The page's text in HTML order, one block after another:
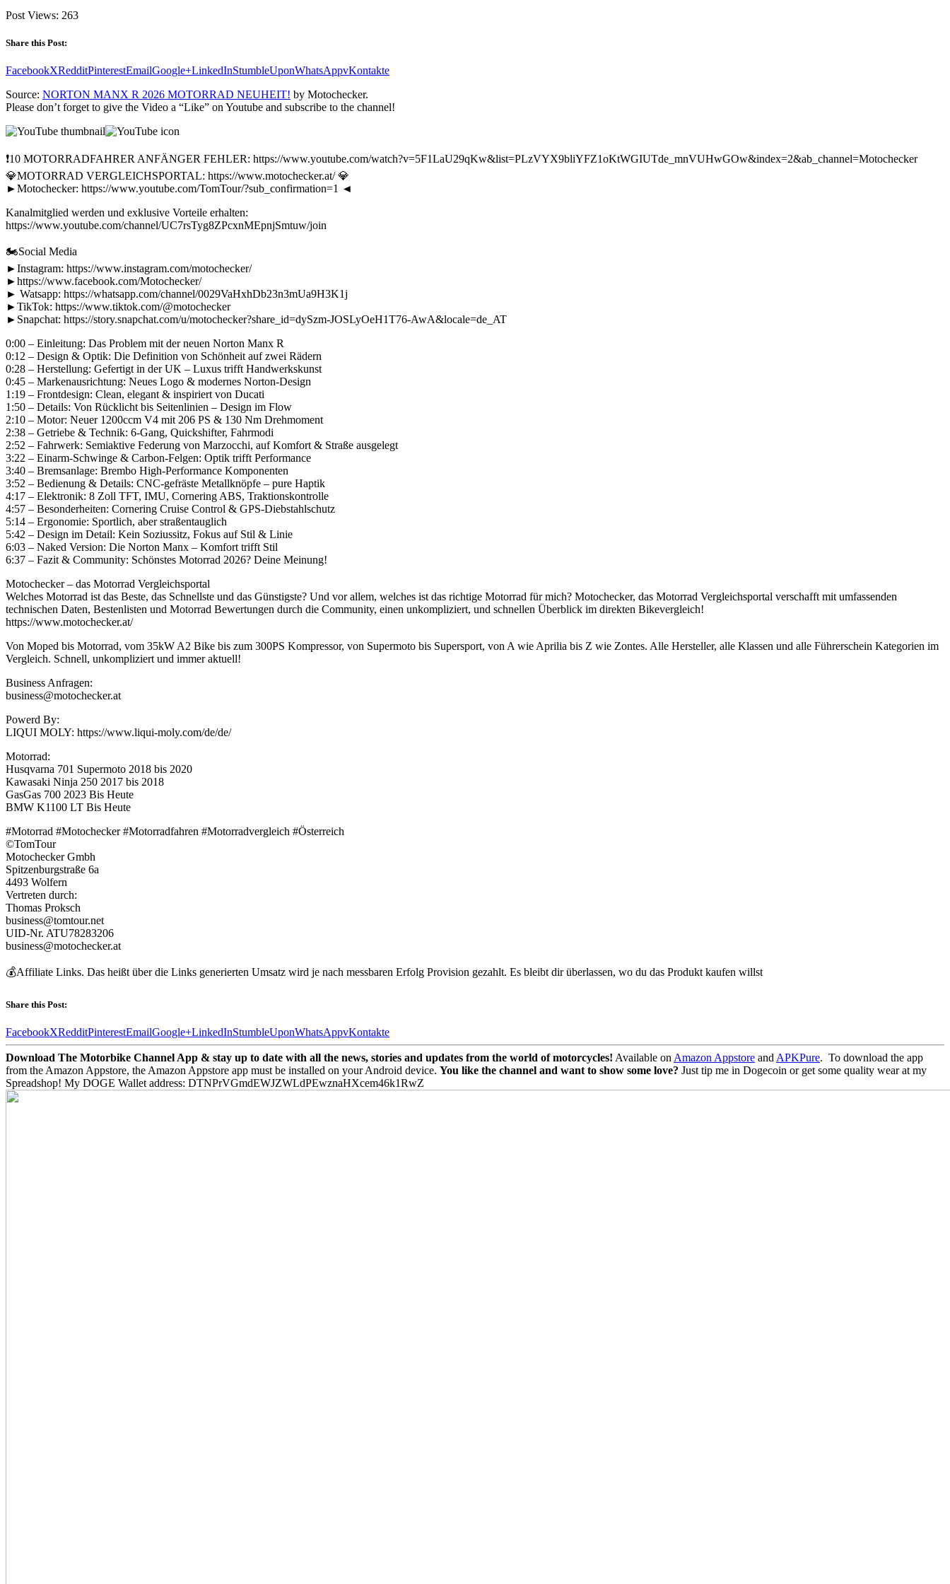
Post Views: 263
Share this Post:
FacebookXRedditPinterestEmailGoogle+LinkedInStumbleUponWhatsAppvKontakte
Source: NORTON MANX R 2026 MOTORRAD NEUHEIT! by Motochecker.
Please don’t forget to give the Video a “Like” on Youtube and subscribe to the channel!
❗10 MOTORRADFAHRER ANFÄNGER FEHLER: https://www.youtube.com/watch?v=5F1LaU29qKw&list=PLzVYX9bliYFZ1oKtWGIUTde_mnVUHwGOw&index=2&ab_channel=Motochecker
💎MOTORRAD VERGLEICHSPORTAL: https://www.motochecker.at/ 💎
►Motochecker: https://www.youtube.com/TomTour/?sub_confirmation=1 ◄
Kanalmitglied werden und exklusive Vorteile erhalten:
https://www.youtube.com/channel/UC7rsTyg8ZPcxnMEpnjSmtuw/join
🏍Social Media
►Instagram: https://www.instagram.com/motochecker/
►https://www.facebook.com/Motochecker/
► Watsapp: https://whatsapp.com/channel/0029VaHxhDb23n3mUa9H3K1j
►TikTok: https://www.tiktok.com/@motochecker
►Snapchat: https://story.snapchat.com/u/motochecker?share_id=dySzm-JOSLyOeH1T76-AwA&locale=de_AT
0:00 – Einleitung: Das Problem mit der neuen Norton Manx R
0:12 – Design & Optik: Die Definition von Schönheit auf zwei Rädern
0:28 – Herstellung: Gefertigt in der UK – Luxus trifft Handwerkskunst
0:45 – Markenausrichtung: Neues Logo & modernes Norton-Design
1:19 – Frontdesign: Clean, elegant & inspiriert von Ducati
1:50 – Details: Von Rücklicht bis Seitenlinien – Design im Flow
2:10 – Motor: Neuer 1200ccm V4 mit 206 PS & 130 Nm Drehmoment
2:38 – Getriebe & Technik: 6-Gang, Quickshifter, Fahrmodi
2:52 – Fahrwerk: Semiaktive Federung von Marzocchi, auf Komfort & Straße ausgelegt
3:22 – Einarm-Schwinge & Carbon-Felgen: Optik trifft Performance
3:40 – Bremsanlage: Brembo High-Performance Komponenten
3:52 – Bedienung & Details: CNC-gefräste Metallknöpfe – pure Haptik
4:17 – Elektronik: 8 Zoll TFT, IMU, Cornering ABS, Traktionskontrolle
4:57 – Besonderheiten: Cornering Cruise Control & GPS-Diebstahlschutz
5:14 – Ergonomie: Sportlich, aber straßentauglich
5:42 – Design im Detail: Kein Soziussitz, Fokus auf Stil & Linie
6:03 – Naked Version: Die Norton Manx – Komfort trifft Stil
6:37 – Fazit & Community: Schönstes Motorrad 2026? Deine Meinung!
Motochecker – das Motorrad Vergleichsportal
Welches Motorrad ist das Beste, das Schnellste und das Günstigste? Und vor allem, welches ist das richtige Motorrad für mich? Motochecker, das Motorrad Vergleichsportal verschafft mit umfassenden
technischen Daten, Bestenlisten und Motorrad Bewertungen durch die Community, einen unkompliziert, und schnellen Überblick im direkten Bikevergleich!
https://www.motochecker.at/
Von Moped bis Motorrad, vom 35kW A2 Bike bis zum 300PS Kompressor, von Supermoto bis Supersport, von A wie Aprilia bis Z wie Zontes. Alle Hersteller, alle Klassen und alle Führerschein Kategorien im
Vergleich. Schnell, unkompliziert und immer aktuell!
Business Anfragen:
business@motochecker.at
Powerd By:
LIQUI MOLY: https://www.liqui-moly.com/de/de/
Motorrad:
Husqvarna 701 Supermoto 2018 bis 2020
Kawasaki Ninja 250 2017 bis 2018
GasGas 700 2023 Bis Heute
BMW K1100 LT Bis Heute
#Motorrad #Motochecker #Motorradfahren #Motorradvergleich #Österreich
©TomTour
Motochecker Gmbh
Spitzenburgstraße 6a
4493 Wolfern
Vertreten durch:
Thomas Proksch
business@tomtour.net
UID-Nr. ATU78283206
business@motochecker.at
💰Affiliate Links. Das heißt über die Links generierten Umsatz wird je nach messbaren Erfolg Provision gezahlt. Es bleibt dir überlassen, wo du das Produkt kaufen willst
Share this Post:
FacebookXRedditPinterestEmailGoogle+LinkedInStumbleUponWhatsAppvKontakte
Download The Motorbike Channel App & stay up to date with all the news, stories and updates from the world of motorcycles! Available on Amazon Appstore and APKPure. To download the app
from the Amazon Appstore, the Amazon Appstore app must be installed on your Android device. You like the channel and want to show some love? Just tip me in Dogecoin or get some quality wear at my
Spreadshop! My DOGE Wallet address: DTNPrVGmdEWJZWLdPEwznaHXcem46k1RwZ